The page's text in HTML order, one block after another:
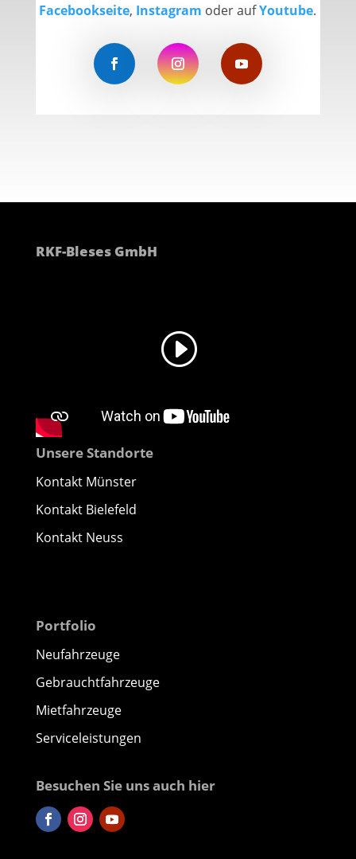
Facebookseite, Instagram oder aufYoutube.
RKF-Bleses GmbH
Unsere Standorte
Kontakt Münster
Kontakt Bielefeld
Kontakt Neuss
Portfolio
Neufahrzeuge
Gebrauchtfahrzeuge
Mietfahrzeuge
Serviceleistungen
Besuchen Sie uns auch hier